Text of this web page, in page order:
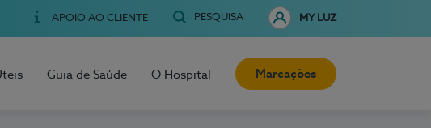
APOIO AO CLIENTE PESQUISA MY LUZ
Guia de Saúde O Hospital Marcações